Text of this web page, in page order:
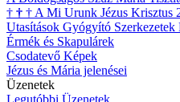
† † † A Mi Urunk Jézus Krisztus
Utasítások Gyógyító Szerkezetek
Érmék és Skapulárek
Csodatevő Képek
Jézus és Mária jelenései
Üzenetek
Legutóbbi Üzenetek